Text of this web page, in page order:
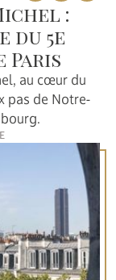
:
du 5e
Paris
au cœur du
pas de Notre-